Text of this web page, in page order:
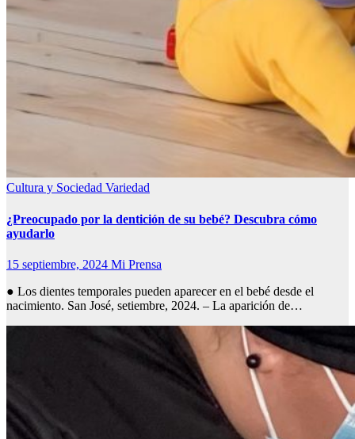
Cultura y Sociedad Variedad
¿Preocupado por la dentición de su bebé? Descubra cómo
ayudarlo
15 septiembre, 2024 Mi Prensa
● Los dientes temporales pueden aparecer en el bebé desde el
nacimiento. San José, setiembre, 2024. – La aparición de…